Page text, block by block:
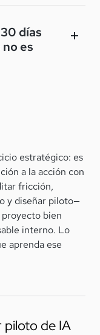
días
es
estratégico: es
a la acción con
fricción,
y diseñar piloto—
bien
interno. Lo
aprenda ese
piloto de IA